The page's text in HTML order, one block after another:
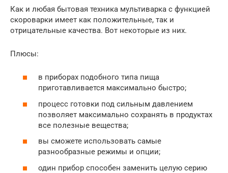
Как и любая бытовая техника мультиварка с функцией
скороварки имеет как положительные, так и
отрицательные качества. Вот некоторые из них.
Плюсы:
в приборах подобного типа пища
приготавливается максимально быстро;
процесс готовки под сильным давлением
позволяет максимально сохранять в продуктах
все полезные вещества;
вы сможете использовать самые
разнообразные режимы и опции;
один прибор способен заменить целую серию